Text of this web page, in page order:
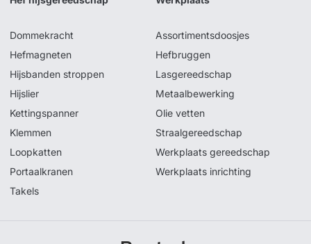
Dommekracht
Hefmagneten
Hijsbanden stroppen
Hijslier
Kettingspanner
Klemmen
Loopkatten
Portaalkranen
Takels
Assortimentsdoosjes
Hefbruggen
Lasgereedschap
Metaalbewerking
Olie vetten
Straalgereedschap
Werkplaats gereedschap
Werkplaats inrichting